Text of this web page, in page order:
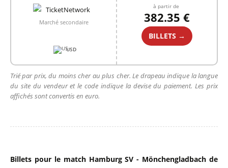
Marché secondaire
USD
à partir de
382.35 €
BILLETS →
Trié par prix, du moins cher au plus cher. Le drapeau indique la langue
du site du vendeur et le code indique la devise du paiement. Les prix
affichés sont convertis en euro.
Billets pour le match Hamburg SV - Mönchengladbach de